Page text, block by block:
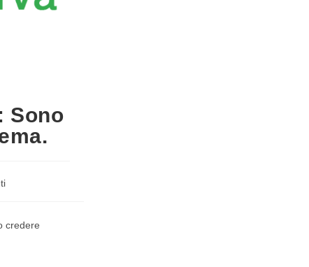
Sono
credere